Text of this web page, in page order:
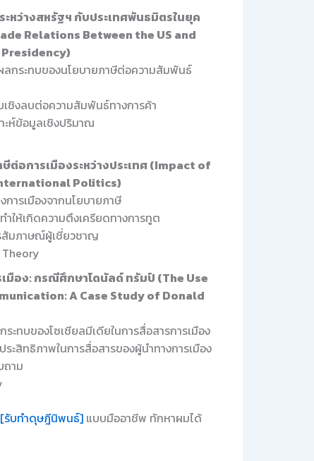
ะหว่างสหรัฐฯ กับประเทศพันธมิตรในยุค
Relations Between the US and
ลกระทบของนโยบายภาษีต่อความสัมพันธ์
ชิงลบต่อความสัมพันธ์ทางการค้า
ะห์ข้อมูลเชิงปริมาณ
ต่อการเมืองระหว่างประเทศ (Impact of
Politics)
ารเมืองจากนโยบายภาษี
ำให้เกิดความตึงเครียดทางการทูต
สัมภาษณ์ผู้เชี่ยวชาญ
มือง: กรณีศึกษาโดนัลด์ ทรัมป์ (The Use
A Case Study of Donald
ะทบของโซเชียลมีเดียในการสื่อสารการเมือง
ะสิทธิภาพในการสื่อสารของผู้นำทางการเมือง
ถาม
[รับทำดุษฎีนิพนธ์] แบบมืออาชีพ ทักหาผมได้